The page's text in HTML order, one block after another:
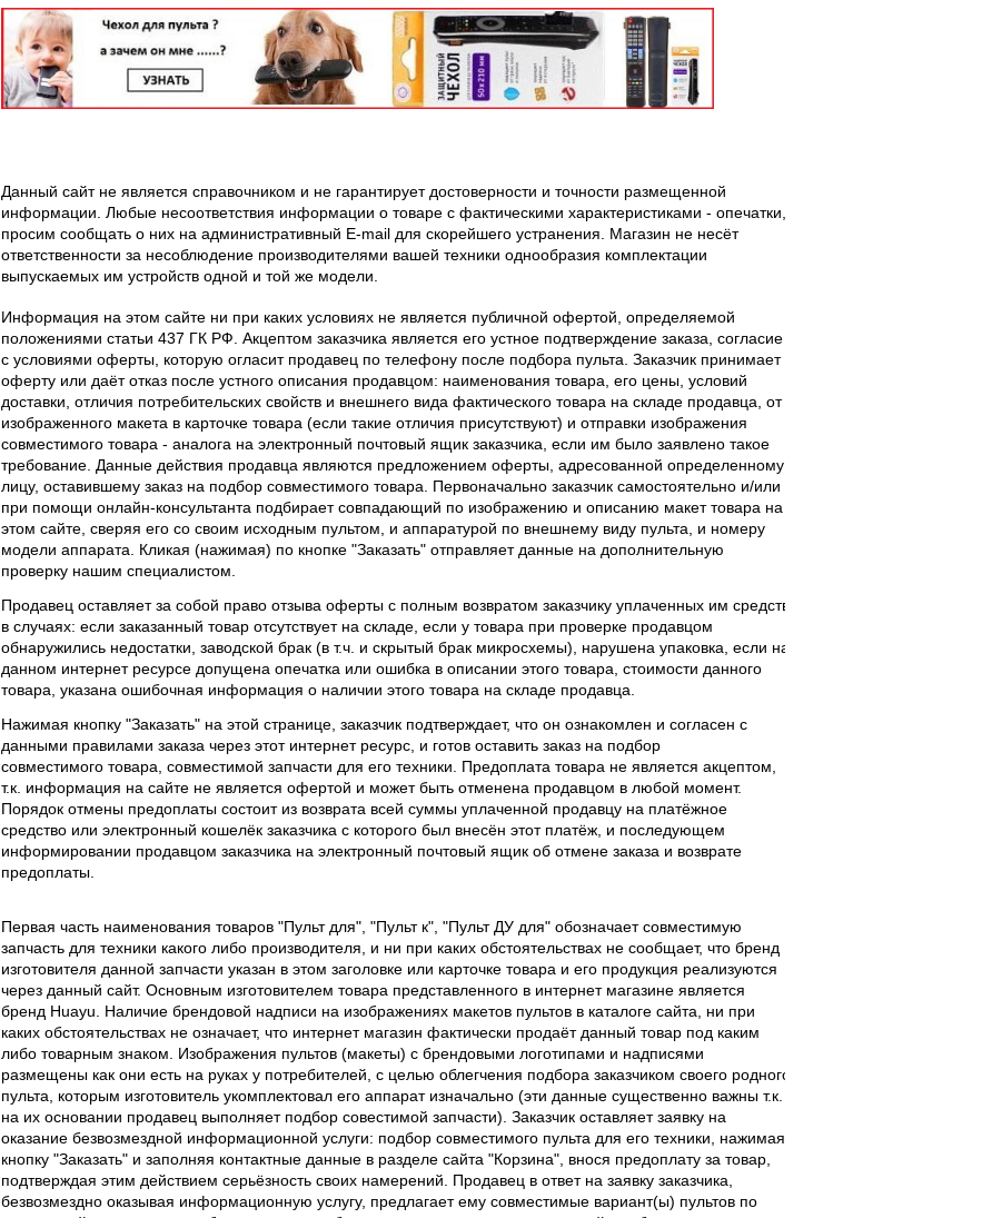
Данный сайт не является справочником и не гарантирует достоверности и точности размещенной
информации. Любые несоответствия информации о товаре с фактическими характеристиками - опечатки,
просим сообщать о них на административный E-mail для скорейшего устранения. Магазин не несёт
ответственности за несоблюдение производителями вашей техники однообразия комплектации
выпускаемых им устройств одной и той же модели.
Информация на этом сайте ни при каких условиях не является публичной офертой, определяемой
положениями статьи 437 ГК РФ. Акцептом заказчика является его устное подтверждение заказа, согласие
с условиями оферты, которую огласит продавец по телефону после подбора пульта. Заказчик принимает
оферту или даёт отказ после устного описания продавцом: наименования товара, его цены, условий
доставки, отличия потребительских свойств и внешнего вида фактического товара на складе продавца, от
изображенного макета в карточке товара (если такие отличия присутствуют) и отправки изображения
совместимого товара - аналога на электронный почтовый ящик заказчика, если им было заявлено такое
требование. Данные действия продавца являются предложением оферты, адресованной определенному
лицу, оставившему заказ на подбор совместимого товара. Первоначально заказчик самостоятельно и/или
при помощи онлайн-консультанта подбирает совпадающий по изображению и описанию макет товара на
этом сайте, сверяя его со своим исходным пультом, и аппаратурой по внешнему виду пульта, и номеру
модели аппарата. Кликая (нажимая) по кнопке "Заказать" отправляет данные на дополнительную
проверку нашим специалистом.
Продавец оставляет за собой право отзыва оферты с полным возвратом заказчику уплаченных им средств
в случаях: если заказанный товар отсутствует на складе, если у товара при проверке продавцом
обнаружились недостатки, заводской брак (в т.ч. и скрытый брак микросхемы), нарушена упаковка, если на
данном интернет ресурсе допущена опечатка или ошибка в описании этого товара, стоимости данного
товара, указана ошибочная информация о наличии этого товара на складе продавца.
Нажимая кнопку "Заказать" на этой странице, заказчик подтверждает, что он ознакомлен и согласен с
данными правилами заказа через этот интернет ресурс, и готов оставить заказ на подбор
совместимого товара, совместимой запчасти для его техники. Предоплата товара не является акцептом,
т.к. информация на сайте не является офертой и может быть отменена продавцом в любой момент.
Порядок отмены предоплаты состоит из возврата всей суммы уплаченной продавцу на платёжное
средство или электронный кошелёк заказчика с которого был внесён этот платёж, и последующем
информировании продавцом заказчика на электронный почтовый ящик об отмене заказа и возврате
предоплаты.
Первая часть наименования товаров "Пульт для", "Пульт к", "Пульт ДУ для" обозначает совместимую
запчасть для техники какого либо производителя, и ни при каких обстоятельствах не сообщает, что бренд
изготовителя данной запчасти указан в этом заголовке или карточке товара и его продукция реализуются
через данный сайт. Основным изготовителем товара представленного в интернет магазине является
бренд Huayu. Наличие брендовой надписи на изображениях макетов пультов в каталоге сайта, ни при
каких обстоятельствах не означает, что интернет магазин фактически продаёт данный товар под каким
либо товарным знаком. Изображения пультов (макеты) с брендовыми логотипами и надписями
размещены как они есть на руках у потребителей, с целью облегчения подбора заказчиком своего родного
пульта, которым изготовитель укомплектовал его аппарат изначально (эти данные существенно важны т.к.
на их основании продавец выполняет подбор совестимой запчасти). Заказчик оставляет заявку на
оказание безвозмездной информационной услуги: подбор совместимого пульта для его техники, нажимая
кнопку "Заказать" и заполняя контактные данные в разделе сайта "Корзина", внося предоплату за товар,
подтверждая этим действием серьёзность своих намерений. Продавец в ответ на заявку заказчика,
безвозмездно оказывая информационную услугу, предлагает ему совместимые вариант(ы) пультов по